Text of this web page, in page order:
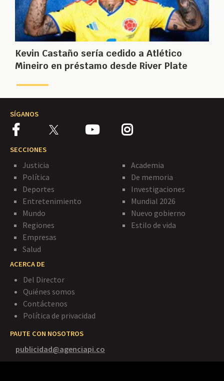
Kevin Castaño sería cedido a Atlético
Mineiro en préstamo desde River Plate
SÍGANOS
SECCIONES
Justicia
Política
Deportes
Entretenimiento
Mundo
Regiones
Empresas
Salud
Academia
De memoria
Investigaciones
Mundial 2026
Nuevo gobierno
Estilo de vida
ACERCA DE
Del Director
Quiénes somos
Contáctenos
Política de privacidad
PAUTE CON NOSOTROS
publicidad@agenciapi.co